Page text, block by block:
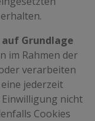
Grundlage
im Rahmen der
verarbeiten
jederzeit
nicht
Cookies